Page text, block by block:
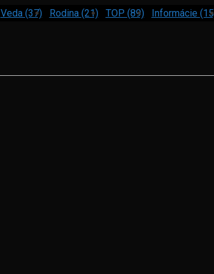
Veda (37) Rodina (21) TOP (89) Informácie